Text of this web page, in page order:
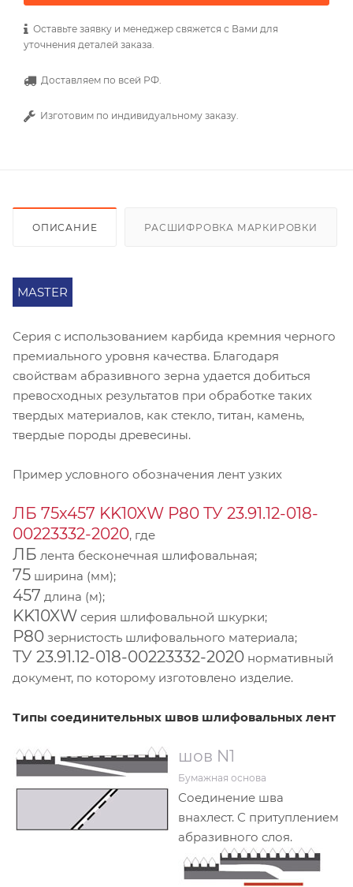
Оставьте заявку и менеджер свяжется с Вами для
уточнения деталей заказа.
Доставляем по всей РФ.
Изготовим по индивидуальному заказу.
ОПИСАНИЕ РАСШИФРОВКА МАРКИРОВКИ
MASTER
Серия с использованием карбида кремния черного
премиального уровня качества. Благодаря
свойствам абразивного зерна удается добиться
превосходных результатов при обработке таких
твердых материалов, как стекло, титан, камень,
твердые породы древесины.
Пример условного обозначения лент узких
ЛБ 75х457 KK10XW Р80 ТУ 23.91.12-018-
00223332-2020, где
ЛБ лента бесконечная шлифовальная;
75 ширина (мм);
457 длина (м);
KK10XW серия шлифовальной шкурки;
Р80 зернистость шлифовального материала;
ТУ 23.91.12-018-00223332-2020 нормативный
документ, по которому изготовлено изделие.
Типы соединительных швов шлифовальных лент
шов N1
Бумажная основа
Соединение шва
внахлест. С притуплением
абразивного слоя.